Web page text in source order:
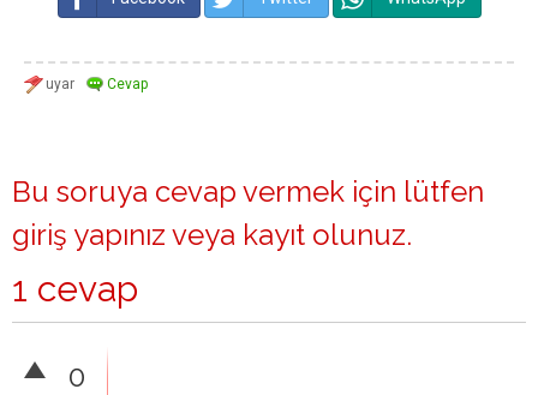
Bu soruya cevap vermek için lütfen
giriş yapınız veya kayıt olunuz.
1 cevap
0